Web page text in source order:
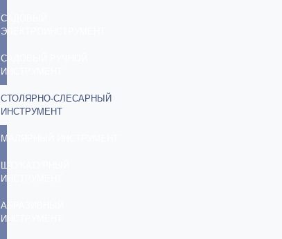
САДОВЫЙ
ЭЛЕКТРОИНСТРУМЕНТ
САДОВЫЙ РУЧНОЙ
ИНСТРУМЕНТ
СТОЛЯРНО-СЛЕСАРНЫЙ
ИНСТРУМЕНТ
МАЛЯРНЫЙ ИНСТРУМЕНТ
ШТУКАТУРНЫЙ
ИНСТРУМЕНТ
АБРАЗИВНЫЙ
ИНСТРУМЕНТ